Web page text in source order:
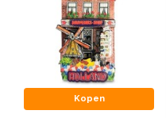
Kopen